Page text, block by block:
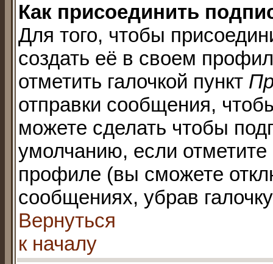
Как присоединить
Для того, чтобы
создать её в своем
отметить галочкой пункт
отправки сообщения,
можете сделать чтобы
умолчанию, если
профиле (вы сможете
сообщениях, убрав
Вернуться
к началу